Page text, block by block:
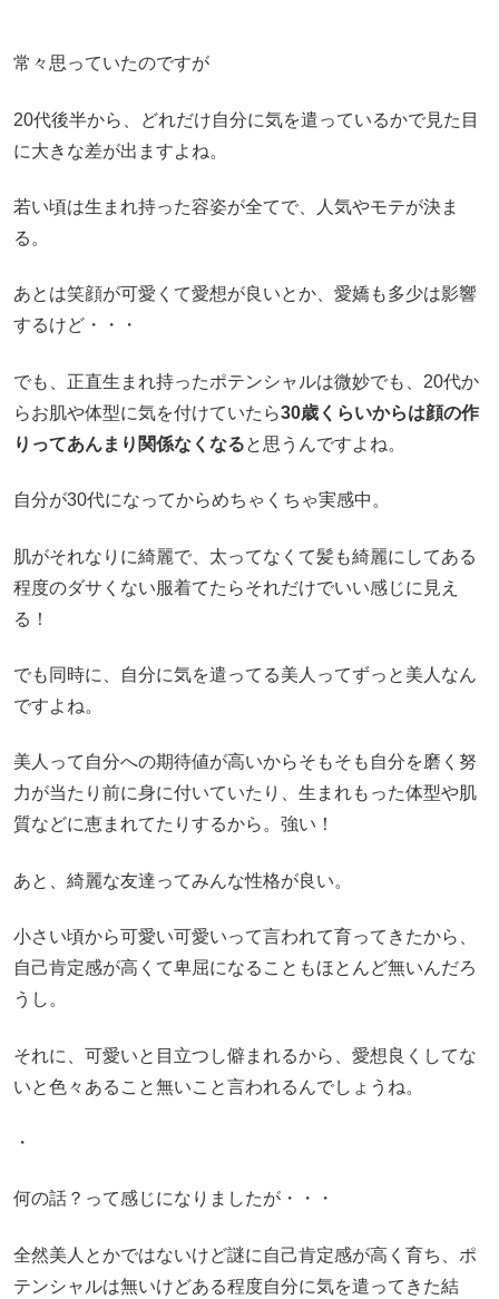
常々思っていたのですが
20代後半から、どれだけ自分に気を遣っているかで見た目
に大きな差が出ますよね。
若い頃は生まれ持った容姿が全てで、人気やモテが決ま
る。
あとは笑顔が可愛くて愛想が良いとか、愛嬌も多少は影響
するけど・・・
でも、正直生まれ持ったポテンシャルは微妙でも、20代か
らお肌や体型に気を付けていたら30歳くらいからは顔の作
りってあんまり関係なくなると思うんですよね。
自分が30代になってからめちゃくちゃ実感中。
肌がそれなりに綺麗で、太ってなくて髪も綺麗にしてある
程度のダサくない服着てたらそれだけでいい感じに見え
る！
でも同時に、自分に気を遣ってる美人ってずっと美人なん
ですよね。
美人って自分への期待値が高いからそもそも自分を磨く努
力が当たり前に身に付いていたり、生まれもった体型や肌
質などに恵まれてたりするから。強い！
あと、綺麗な友達ってみんな性格が良い。
小さい頃から可愛い可愛いって言われて育ってきたから、
自己肯定感が高くて卑屈になることもほとんど無いんだろ
うし。
それに、可愛いと目立つし僻まれるから、愛想良くしてな
いと色々あること無いこと言われるんでしょうね。
・
何の話？って感じになりましたが・・・
全然美人とかではないけど謎に自己肯定感が高く育ち、ポ
テンシャルは無いけどある程度自分に気を遣ってきた結